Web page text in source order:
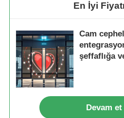
En İyi
Cam
şeffaflığa
Devam et